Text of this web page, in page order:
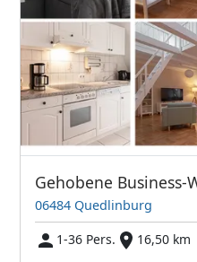
06484 Quedlinburg
1-36 Pers.
16,50 km